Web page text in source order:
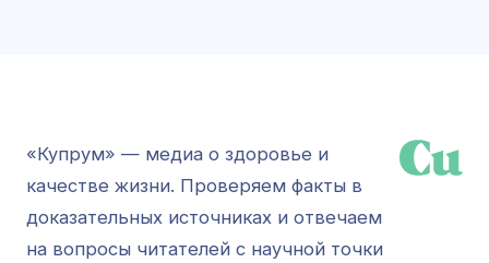
«Купрум» — медиа о здоровье и
качестве жизни. Проверяем факты в
доказательных источниках и отвечаем
на вопросы читателей с научной точки